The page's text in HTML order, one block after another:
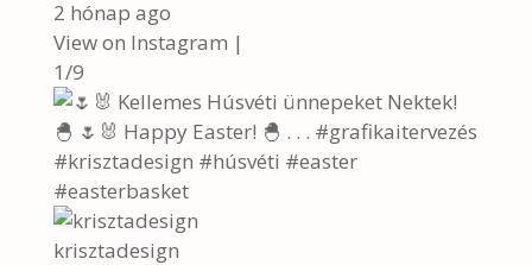
2 hónap ago
View on Instagram |
1/9
krisztadesign